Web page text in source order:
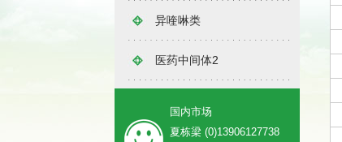
异喹啉类
医药中间体2
国内市场
夏栋梁 (0)13906127738